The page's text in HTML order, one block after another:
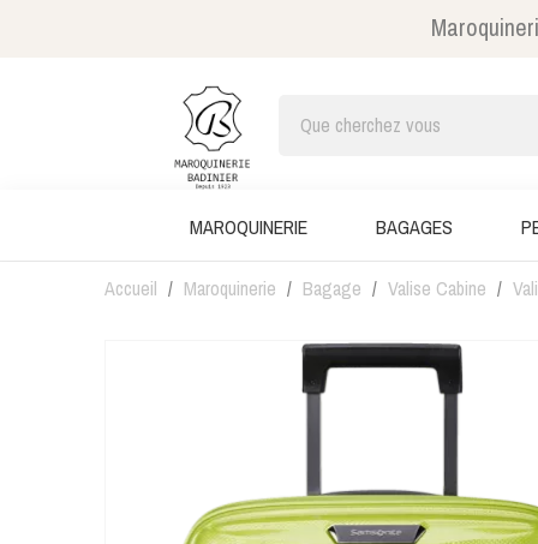
MAROQUINERIE BAGAGES
Accueil Maroquinerie Bagage Valise Cabine